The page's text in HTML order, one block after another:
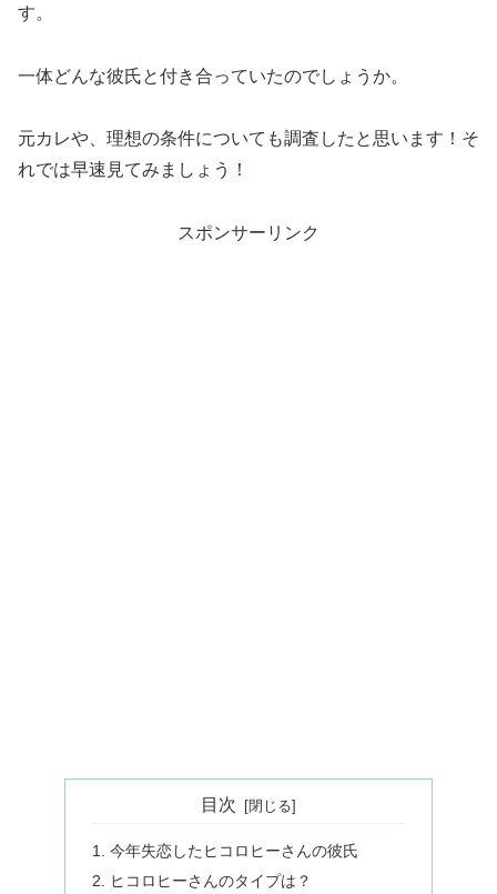
す。
一体どんな彼氏と付き合っていたのでしょうか。
元カレや、理想の条件についても調査したと思います！そ
れでは早速見てみましょう！
スポンサーリンク
目次
今年失恋したヒコロヒーさんの彼氏
ヒコロヒーさんのタイプは？